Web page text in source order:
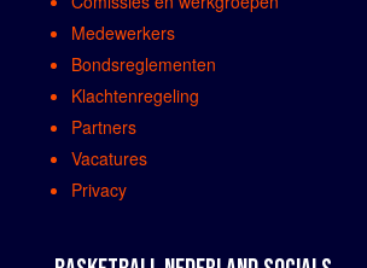
Medewerkers
Bondsreglementen
Klachtenregeling
Partners
Vacatures
Privacy